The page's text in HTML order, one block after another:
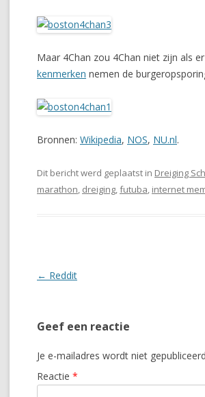
Maar 4Chan zou 4Chan niet zijn als
kenmerken nemen de
Bronnen: Wikipedia, NOS, NU.nl.
Dit bericht werd geplaatst in Dreiging
marathon, dreiging,futuba, internet
Berichtnavigatie
← Reddit
Geef een reactie
Je e-mailadres wordt niet
Reactie *